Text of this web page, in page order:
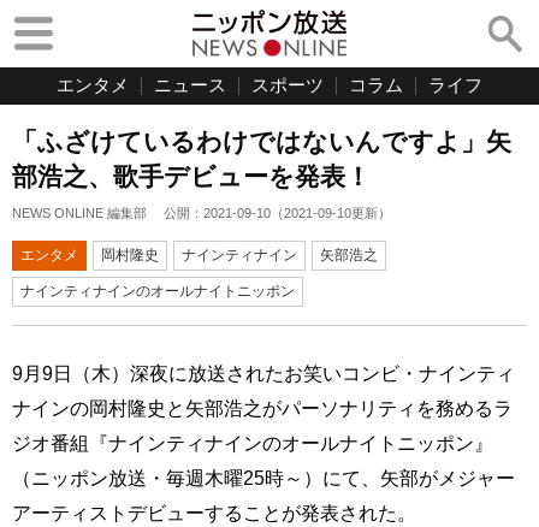
エンタメ ニュース スポーツ コラム ライフ
「ふざけているわけではないんですよ」矢
部浩之、歌手デビューを発表！
NEWS ONLINE 編集部 公開： 2021-09-10 （2021-09-10更新）
エンタメ 岡村隆史 ナインティナイン 矢部浩之
ナインティナインのオールナイトニッポン
9月9日（木）深夜に放送されたお笑いコンビ・ナインティ
ナインの岡村隆史と矢部浩之がパーソナリティを務めるラ
ジオ番組『ナインティナインのオールナイトニッポン』
（ニッポン放送・毎週木曜25時～）にて、矢部がメジャー
アーティストデビューすることが発表された。